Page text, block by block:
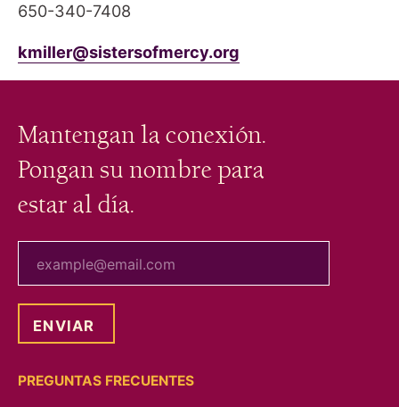
650-340-7408
kmiller@sistersofmercy.org
Mantengan la conexión.
Pongan su nombre para
estar al día.
PREGUNTAS FRECUENTES